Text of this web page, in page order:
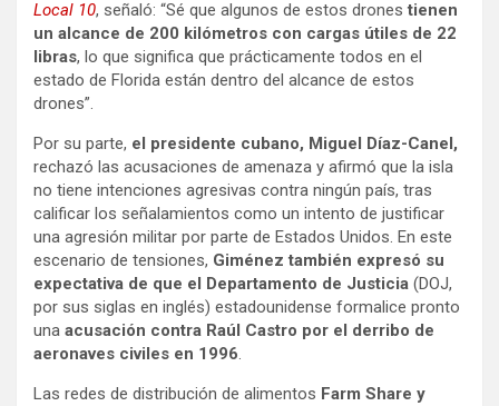
Local 10, señaló: “Sé que algunos de estos dronestienen
un alcance de 200 kilómetros con cargas útiles de 22
libras, lo que significa que prácticamente todos en el
estado de Florida están dentro del alcance de estos
drones”.
Por su parte, el presidente cubano, Miguel Díaz-Canel,
rechazó las acusaciones de amenaza y afirmó que la isla
no tiene intenciones agresivas contra ningún país, tras
calificar los señalamientos como un intento de justificar
una agresión militar por parte de Estados Unidos. En este
escenario de tensiones, Giménez también expresó su
expectativa de que el Departamento de Justicia (DOJ,
por sus siglas en inglés) estadounidense formalice pronto
una acusación contra Raúl Castro por el derribo de
aeronaves civiles en 1996.
Las redes de distribución de alimentos Farm Share y